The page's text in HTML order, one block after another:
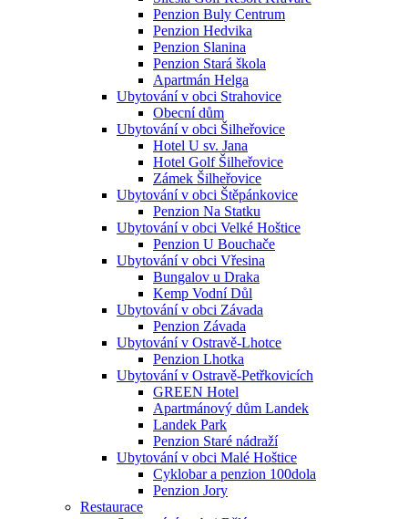
Penzion Buly Centrum
Penzion Hedvika
Penzion Slanina
Penzion Stará škola
Apartmán Helga
Ubytování v obci Strahovice
Obecní dům
Ubytování v obci Šilheřovice
Hotel U sv. Jana
Hotel Golf Šilheřovice
Zámek Šilheřovice
Ubytování v obci Štěpánkovice
Penzion Na Statku
Ubytování v obci Velké Hoštice
Penzion U Bouchače
Ubytování v obci Vřesina
Bungalov u Draka
Kemp Vodní Důl
Ubytování v obci Závada
Penzion Závada
Ubytování v Ostravě-Lhotce
Penzion Lhotka
Ubytování v Ostravě-Petřkovicích
GREEN Hotel
Apartmánový dům Landek
Landek Park
Penzion Staré nádraží
Ubytování v obci Malé Hoštice
Cyklobar a penzion 100dola
Penzion Jory
Restaurace